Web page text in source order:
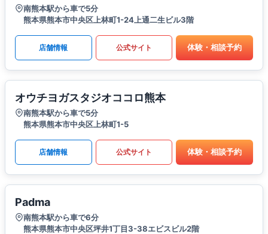
南熊本駅から車で5分
熊本県熊本市中央区上林町1-24上通二生ビル3階
店舗情報 公式サイト 体験・相談予約
オウチヨガスタジオココロ熊本
南熊本駅から車で5分
熊本県熊本市中央区上林町1-5
店舗情報 公式サイト 体験・相談予約
Padma
南熊本駅から車で6分
熊本県熊本市中央区坪井1丁目3-38エビスビル2階